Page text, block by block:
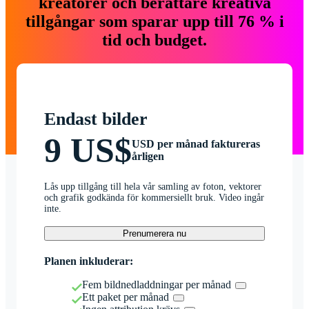
tillgångar som sparar upp till 76 % i
tid och budget.
Endast bilder
9 US$USD per månad faktureras
årligen
Lås upp tillgång till hela vår samling av foton, vektorer
och grafik godkända för kommersiellt bruk. Video ingår
inte.
Prenumerera nu
Planen inkluderar:
Fem bildnedladdningar per månad
Ett paket per månad